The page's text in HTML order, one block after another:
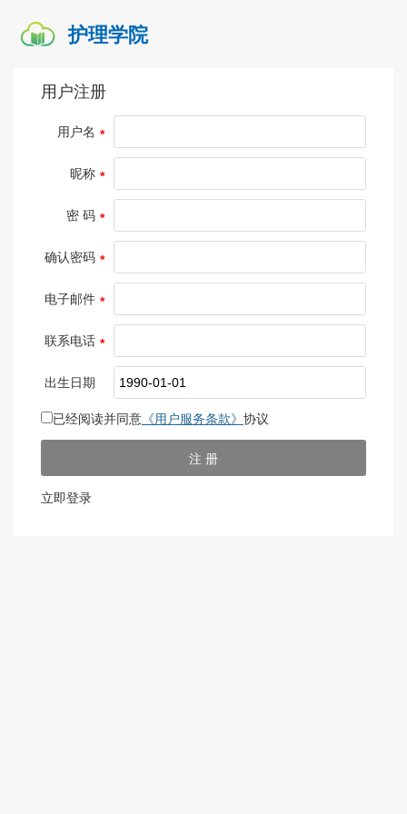
护理学院
用户注册
用户名
昵称
密 码
确认密码
电子邮件
联系电话
出生日期
已经阅读并同意 《用户服务条款》 协议
注 册
立即登录